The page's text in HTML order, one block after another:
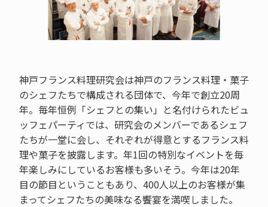
神戸フランス料理研究会は神戸のフランス料理・菓子
のシェフたちで構成される団体で、今年で創立20周
年。毎年恒例「シェフとの集い」と名付けられたビュ
ッフェパーティでは、研究会のメンバーであるシェフ
たちが一堂に会し、それぞれが得意とするフランス料
理や菓子を披露します。年1回の特別なイベントを毎
年楽しみにしているお客様も多いそう。今年は20年
目の節目ということもあり、400人以上のお客様が集
まってシェフたちの美味なる饗宴を満喫しました。